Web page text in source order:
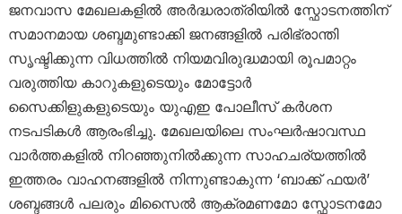
ജനവാസ മേഖലകളിൽ അർദ്ധരാത്രിയിൽ സ്ഫോടനത്തിന്
സമാനമായ ശബ്ദമുണ്ടാക്കി ജനങ്ങളിൽ പരിഭ്രാന്തി
സൃഷ്ടിക്കുന്ന വിധത്തിൽ നിയമവിരുദ്ധമായി രൂപമാറ്റം
വരുത്തിയ കാറുകളുടെയും മോട്ടോർ
സൈക്കിളുകളുടെയും യുഎഇ പോലീസ് കർശന
നടപടികൾ ആരംഭിച്ചു. മേഖലയിലെ സംഘർഷാവസ്ഥ
വാർത്തകളിൽ നിറഞ്ഞുനിൽക്കുന്ന സാഹചര്യത്തിൽ
ഇത്തരം വാഹനങ്ങളിൽ നിന്നുണ്ടാകുന്ന ‘ബാക്ക് ഫയർ’
ശബ്ദങ്ങൾ പലരും മിസൈൽ ആക്രമണമോ സ്ഫോടനമോ